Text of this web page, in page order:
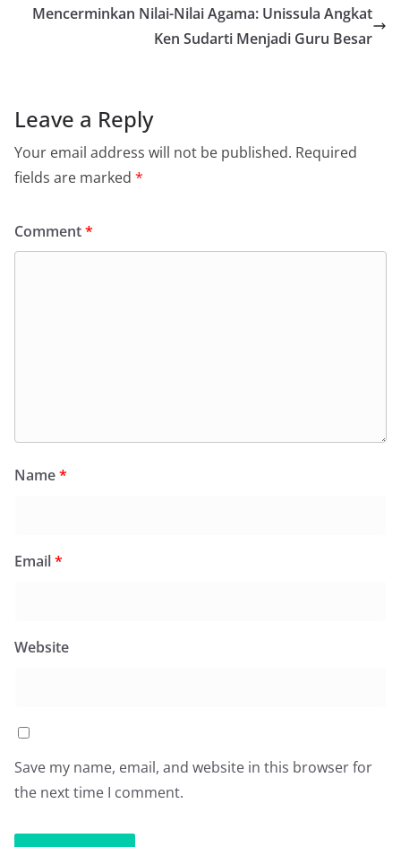
Mencerminkan Nilai-Nilai Agama: Unissula Angkat
Ken Sudarti Menjadi Guru Besar
Leave a Reply
Your email address will not be published. Required
fields are marked *
Comment*
Name*
Email*
Website
Save my name, email, and website in this browser for
the next time I comment.